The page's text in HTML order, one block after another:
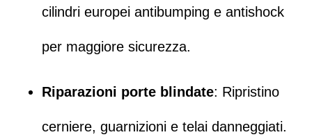
cilindri europei antibumping e antishock
per maggiore sicurezza.
Riparazioni porte blindate: Ripristino
cerniere, guarnizioni e telai danneggiati.